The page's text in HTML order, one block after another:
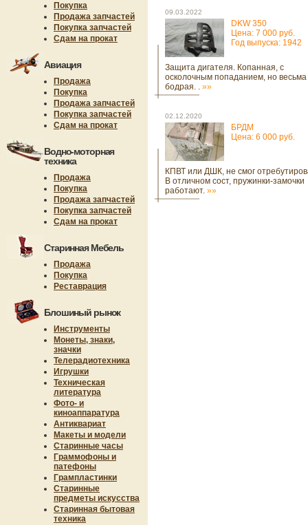
Покупка
Продажа запчастей
Покупка запчастей
Сдам на прокат
Авиация
Продажа
Покупка
Продажа запчастей
Покупка запчастей
Сдам на прокат
Водно-моторная
техника
Продажа
Покупка
Продажа запчастей
Покупка запчастей
Сдам на прокат
Старинная Мебель
Продажа
Покупка
Реставрация
Блошиный рынок
Инструменты
Монеты, знаки,
значки
Телерадиотехника
Игрушки
Техническая
литература
Фото- и
киноаппаратура
Антиквариат
Макеты и модели
Старинные часы
Граммофоны и
патефоны
Грампластинки
Старинные
предметы искусства
Старинная бытовая
техника
09.03.2022
DKW 350
Цена: 7 000 руб.
Год выпуска: 1942
Защита дигателя. Копанная, с
осколочным попаданием, но весьма
бодрая. . »»
02.12.2020
БРДМ
Цена: 6 000 руб.
КПВТ или ДШК, не смог
В отличном сост, пружинки-замочки
работают. »»